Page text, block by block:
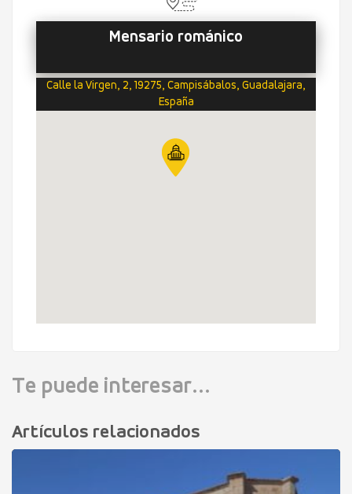
Mensario románico
Calle la Virgen, 2, 19275, Campisábalos, Guadalajara,
España
Te puede interesar...
Artículos relacionados